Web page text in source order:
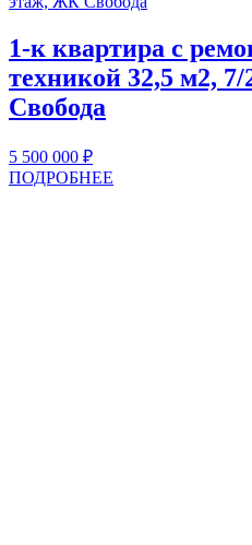
1-к квартира с
техникой 32,5 м2,
Свобода
5 500 000 ₽
ПОДРОБНЕЕ